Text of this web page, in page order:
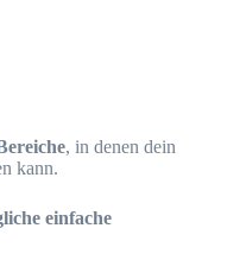
, in denen dein
kann.
einfache